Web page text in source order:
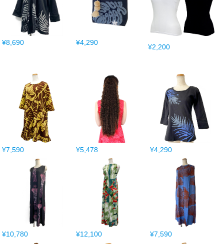
¥8,690 ¥4,290
¥2,200
¥7,590 ¥5,478 ¥4,290
¥10,780 ¥12,100 ¥7,590